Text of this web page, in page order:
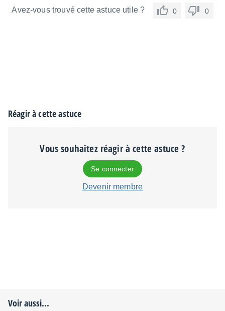
Avez-vous trouvé cette astuce utile ? 0 0
Réagir à cette astuce
Vous souhaitez réagir à cette astuce ?
Se connecter
Devenir membre
Voir aussi...